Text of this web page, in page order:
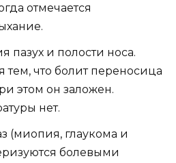
отмечается
пазух и полости носа.
тем, что болит переносица
этом он заложен.
нет.
(миопия, глаукома и
болевыми